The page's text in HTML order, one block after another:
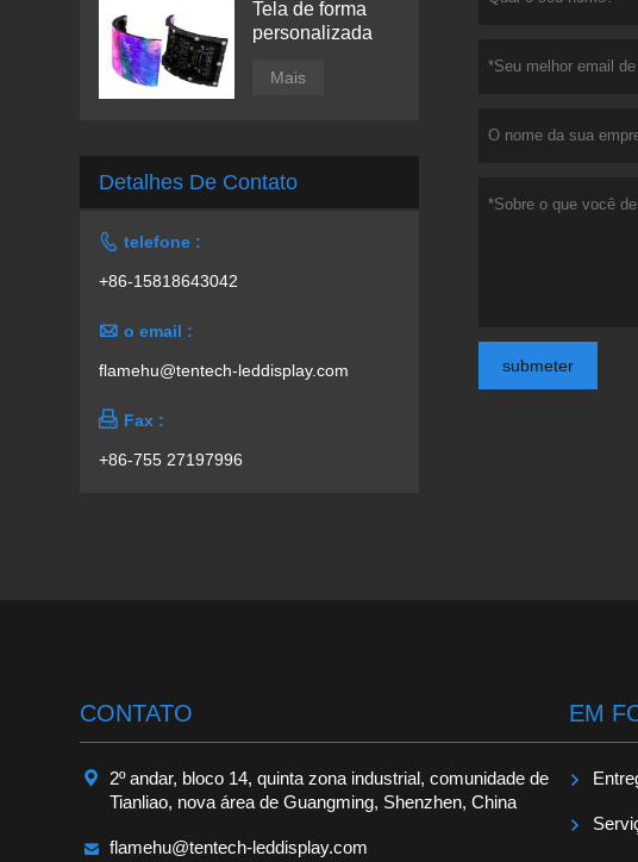
submeter
Tela de forma
personalizada
Mais
Detalhes De Contato
 telefone :
+86-15818643042
 o email :
flamehu@tentech-leddisplay.com
 Fax :
+86-755 27197996
CONTATO

2º andar, bloco 14, quinta zona industrial, comunidade de
Tianliao, nova área de Guangming, Shenzhen, China
 flamehu@tentech-leddisplay.com
EM